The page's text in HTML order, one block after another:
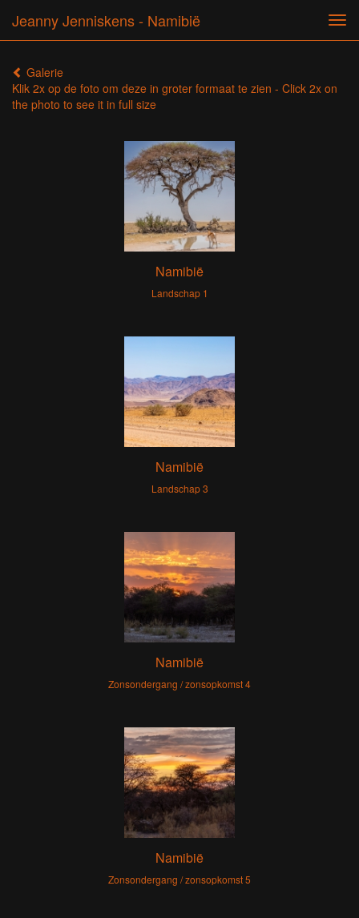
Jeanny Jenniskens - Namibië
Galerie
Klik 2x op de foto om deze in groter formaat te zien - Click 2x on
the photo to see it in full size
Namibië
Landschap 1
Namibië
Landschap 3
Namibië
Zonsondergang / zonsopkomst 4
Namibië
Zonsondergang / zonsopkomst 5